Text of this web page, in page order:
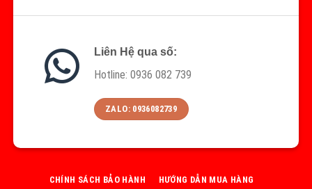
Liên Hệ qua số:
Hotline: 0936 082 739
ZALO: 0936082739
CHÍNH SÁCH BẢO HÀNH HƯỚNG DẪN MUA HÀNG